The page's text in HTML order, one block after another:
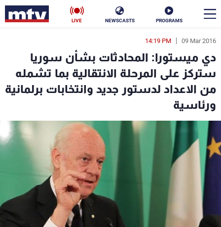
PROGRAMS
NEWSCASTS
LIVE
09 Mar 2016
14:19 PM
دي ميستورا: المحادثات بشأن سوريا
ستركز على المرحلة الانتقالية بما تشمله
من الاعداد لدستور جديد وانتخابات برلمانية
ورئاسية
en
الأخبار
سياسة ناس
إقتصاد
منوعات رياضة
كأس العالم
البرامج
جدول البرامج